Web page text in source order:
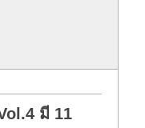
มี 11